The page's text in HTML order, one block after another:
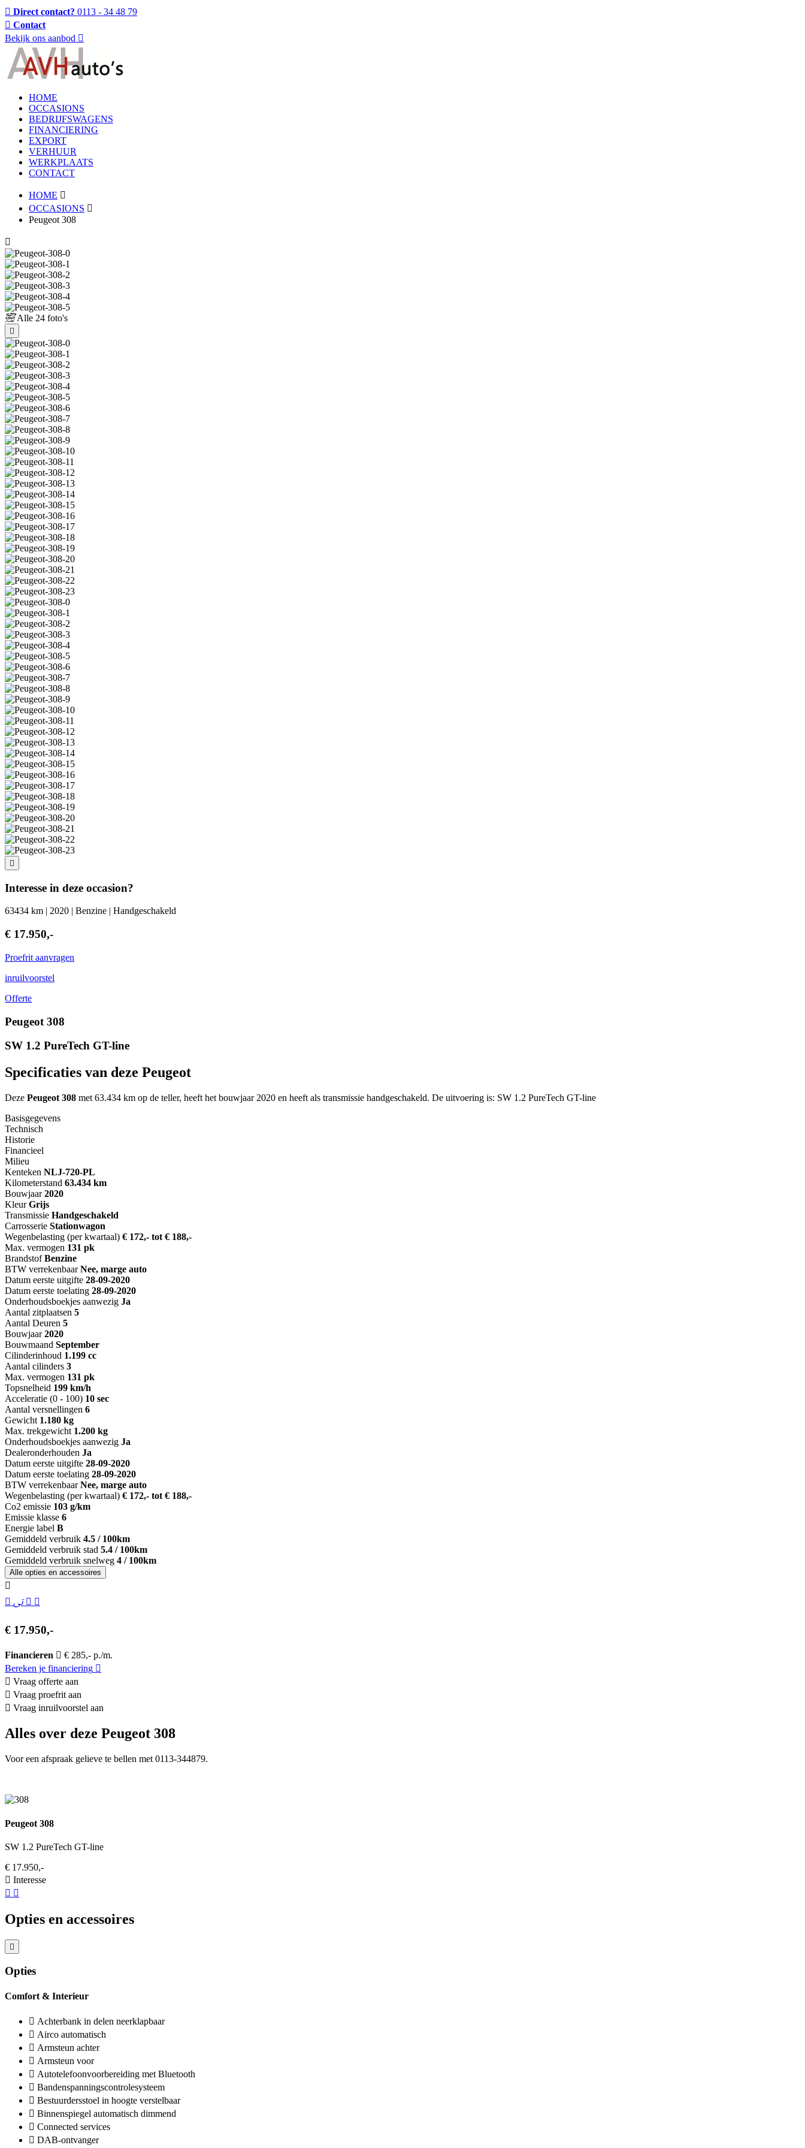
Direct contact? 0113 - 34 48 79
Contact
Bekijk ons aanbod
HOME
OCCASIONS
BEDRIJFSWAGENS
FINANCIERING
EXPORT
VERHUUR
WERKPLAATS
CONTACT
HOME
OCCASIONS
Peugeot 308
Alle 24 foto's
Interesse in deze occasion?
63434 km | 2020 | Benzine | Handgeschakeld
€ 17.950,-
Proefrit aanvragen
inruilvoorstel
Offerte
Peugeot 308
SW 1.2 PureTech GT-line
Specificaties van deze Peugeot
Deze Peugeot 308 met 63.434 km op de teller, heeft het bouwjaar 2020 en heeft als transmissie handgeschakeld. De uitvoering is: SW 1.2 PureTech GT-line
Basisgegevens
Technisch
Historie
Financieel
Milieu
Kenteken NLJ-720-PL
Kilometerstand 63.434 km
Bouwjaar 2020
Kleur Grijs
Transmissie Handgeschakeld
Carrosserie Stationwagon
Wegenbelasting (per kwartaal) € 172,- tot € 188,-
Max. vermogen 131 pk
Brandstof Benzine
BTW verrekenbaar Nee, marge auto
Datum eerste uitgifte 28-09-2020
Datum eerste toelating 28-09-2020
Onderhoudsboekjes aanwezig Ja
Aantal zitplaatsen 5
Aantal Deuren 5
Bouwjaar 2020
Bouwmaand September
Cilinderinhoud 1.199 cc
Aantal cilinders 3
Max. vermogen 131 pk
Topsnelheid 199 km/h
Acceleratie (0 - 100) 10 sec
Aantal versnellingen 6
Gewicht 1.180 kg
Max. trekgewicht 1.200 kg
Onderhoudsboekjes aanwezig Ja
Dealeronderhouden Ja
Datum eerste uitgifte 28-09-2020
Datum eerste toelating 28-09-2020
BTW verrekenbaar Nee, marge auto
Wegenbelasting (per kwartaal) € 172,- tot € 188,-
Co2 emissie 103 g/km
Emissie klasse 6
Energie label B
Gemiddeld verbruik 4.5 / 100km
Gemiddeld verbruik stad 5.4 / 100km
Gemiddeld verbruik snelweg 4 / 100km
Alle opties en accessoires
€ 17.950,-
Financieren
€ 285,- p./m.
Bereken je financiering
Vraag offerte aan
Vraag proefrit aan
Vraag inruilvoorstel aan
Alles over deze Peugeot 308
Voor een afspraak gelieve te bellen met 0113-344879.
Peugeot 308
SW 1.2 PureTech GT-line
€ 17.950,-
Interesse
Opties en accessoires
Opties
Comfort & Interieur
Achterbank in delen neerklapbaar
Airco automatisch
Armsteun achter
Armsteun voor
Autotelefoonvoorbereiding met Bluetooth
Bandenspanningscontrolesysteem
Bestuurdersstoel in hoogte verstelbaar
Binnenspiegel automatisch dimmend
Connected services
DAB-ontvanger